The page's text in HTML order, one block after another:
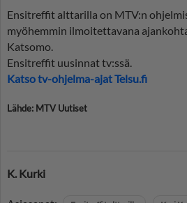
Ensitreffit alttarilla on MTV:n
myöhemmin ilmoitettavana
Katsomo.
Ensitreffit uusinnat tv:ssä.
Katso tv-ohjelma-ajat Telsu.fi
Lähde: MTV Uutiset
K. Kurki